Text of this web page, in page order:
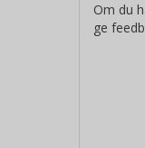
Om du
ge